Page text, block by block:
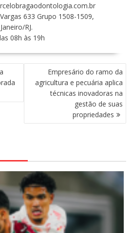
633 Grupo 1508-1509,
RJ.
08h às 19h
Empresário do ramo da
agricultura e pecuária aplica
técnicas inovadoras na
gestão de suas
propriedades